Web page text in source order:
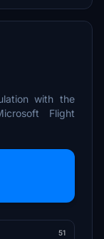
with the
Flight
51